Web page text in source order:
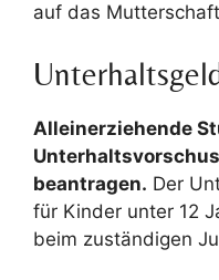
auf das
Alleinerziehende
beantragen. Der
für Kinder unter 12
beim zuständigen